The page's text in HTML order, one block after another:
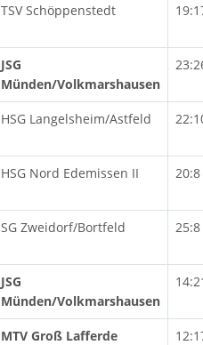
TSV Schöppenstedt
JSG
Münden/Volkmarshausen
HSG Langelsheim/Astfeld
HSG Nord Edemissen II 20:8
SG Zweidorf/Bortfeld 25:8
JSG
Münden/Volkmarshausen
MTV Groß Lafferde